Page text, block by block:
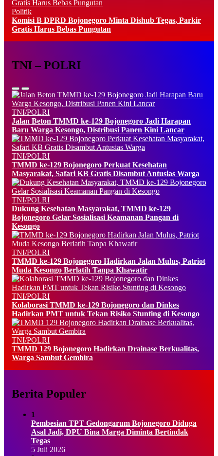
Politik
Komisi B DPRD Bojonegoro Minta Dishub Tegas, Parkir
Gratis Harus Bebas Pungutan
TNI – POLRI
TNI/POLRI
Jalan Beton TMMD ke-129 Bojonegoro Jadi Harapan
Baru Warga Kesongo, Distribusi Panen Kini Lancar
TNI/POLRI
TMMD ke-129 Bojonegoro Perkuat Kesehatan
Masyarakat, Safari KB Gratis Disambut Antusias Warga
TNI/POLRI
Dukung Kesehatan Masyarakat, TMMD ke-129
Bojonegoro Gelar Sosialisasi Keamanan Pangan di
Kesongo
TNI/POLRI
TMMD ke-129 Bojonegoro Hadirkan Jalan Mulus, Patriot
Muda Kesongo Berlatih Tanpa Khawatir
TNI/POLRI
Kolaborasi TMMD ke-129 Bojonegoro dan Dinkes
Hadirkan PMT untuk Tekan Risiko Stunting di Kesongo
TNI/POLRI
TMMD 129 Bojonegoro Hadirkan Drainase Berkualitas,
Warga Sambut Gembira
Berita Populer
1
Pembesian TPT Gedongarum Bojonegoro Diduga
Asal Jadi, DPU Bina Marga Diminta Bertindak
Tegas
5 Juli 2026